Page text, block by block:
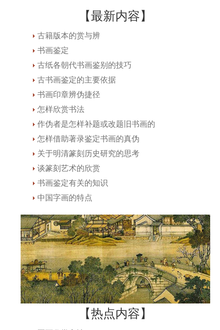
【最新内容】
古籍版本的赏与辨
书画鉴定
古纸各朝代书画鉴别的技巧
古书画鉴定的主要依据
书画印章辨伪捷径
怎样欣赏书法
作伪者是怎样补题或改题旧书画的
怎样借助著录鉴定书画的真伪
关于明清篆刻历史研究的思考
谈篆刻艺术的欣赏
书画鉴定有关的知识
中国字画的特点
【热点内容】